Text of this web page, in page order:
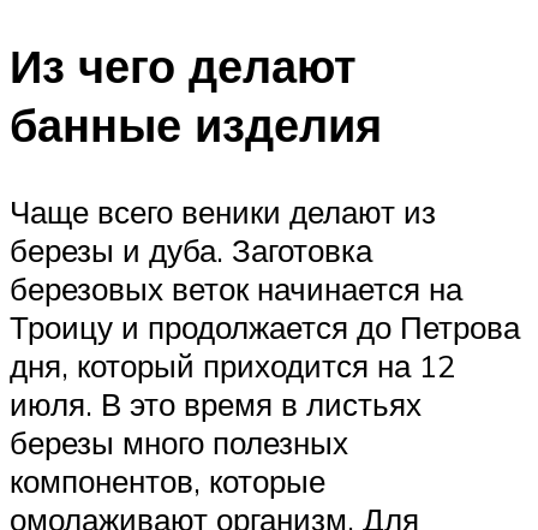
Из чего делают
банные изделия
Чаще всего веники делают из
березы и дуба. Заготовка
березовых веток начинается на
Троицу и продолжается до Петрова
дня, который приходится на 12
июля. В это время в листьях
березы много полезных
компонентов, которые
омолаживают организм. Для